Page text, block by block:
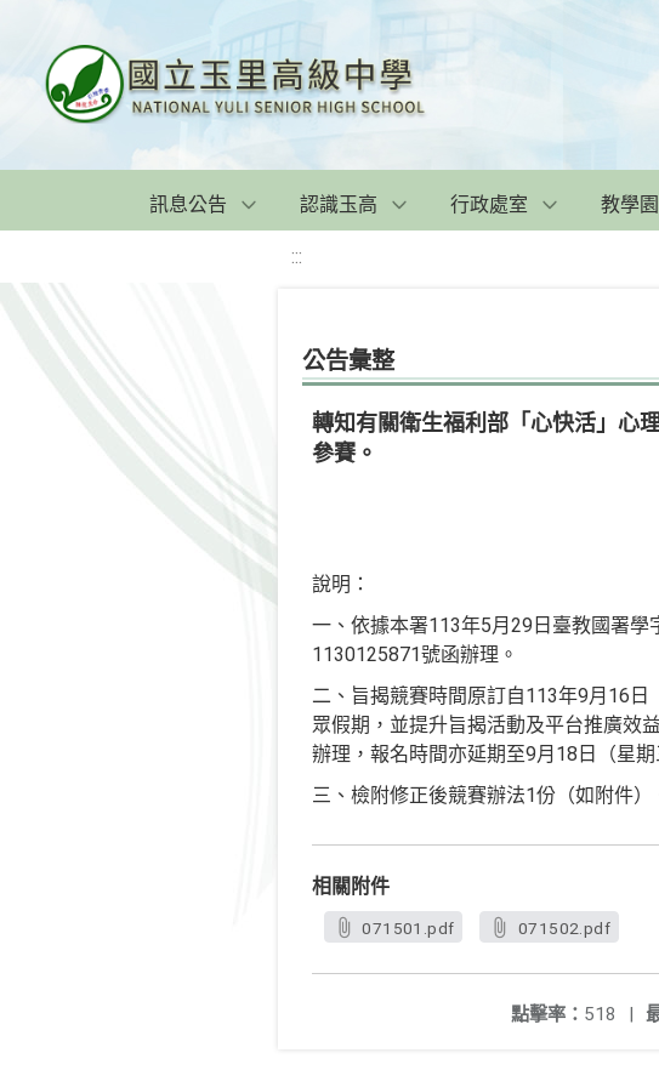
訊息公告 認識玉高 行政處室 教學
:::
公告彙整
轉知有關衛生福利部「心快活」心
參賽。
說明：
一、依據本署113年5月29日臺教國署
1130125871號函辦理。
二、旨揭競賽時間原訂自113年9月16
眾假期，並提升旨揭活動及平台推廣效
辦理，報名時間亦延期至9月18日（星期
三、檢附修正後競賽辦法1份（如附件）
相關附件
071501.pdf 071502.pdf
點擊率： 518 |